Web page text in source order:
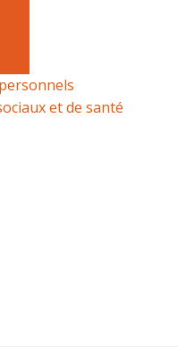
et de santé